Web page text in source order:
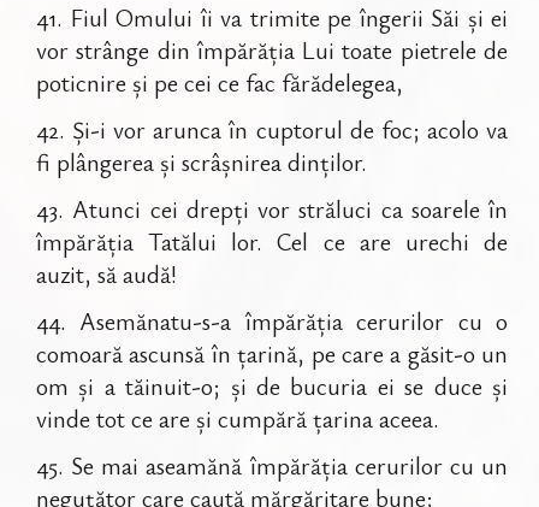
41. Fiul Omului îi va trimite pe îngerii Săi și ei
vor strânge din împărăția Lui toate pietrele de
poticnire și pe cei ce fac fărădelegea,
42. Și-i vor arunca în cuptorul de foc; acolo va
fi plângerea și scrâșnirea dinților.
43. Atunci cei drepți vor străluci ca soarele în
împărăția Tatălui lor. Cel ce are urechi de
auzit, să audă!
44. Asemănatu-s-a împărăția cerurilor cu o
comoară ascunsă în țarină, pe care a găsit-o un
om și a tăinuit-o; și de bucuria ei se duce și
vinde tot ce are și cumpără țarina aceea.
45. Se mai aseamănă împărăția cerurilor cu un
neguțător care caută mărgăritare bune;